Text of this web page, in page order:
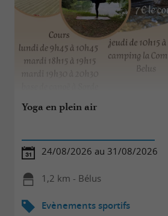
Yoga en plein air
24/08/2026 au 31/08/2026
1,2 km - Bélus
Evènements sportifs